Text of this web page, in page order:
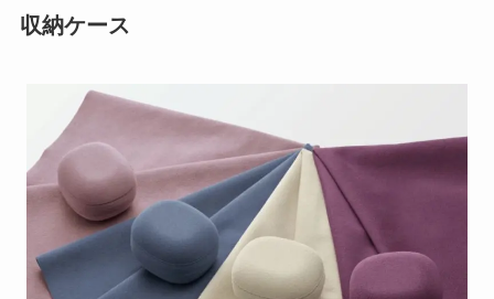
収納ケース